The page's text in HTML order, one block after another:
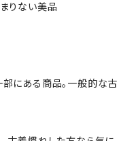
りない美品
にある商品。一般的な古